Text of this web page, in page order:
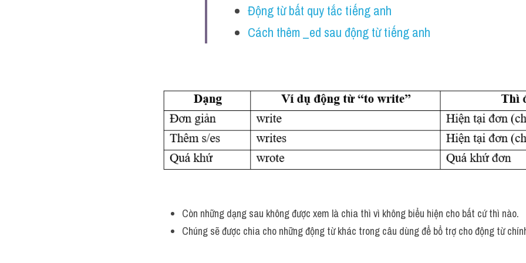
Động từ bất quy tắc tiếng anh
Cách thêm _ed sau động từ tiếng anh
Còn những dạng sau không được xem là chia thì vì không biểu hiện cho bất cứ thì nào.
Chúng sẽ được chia cho những động từ khác trong câu dùng để bổ trợ cho động từ